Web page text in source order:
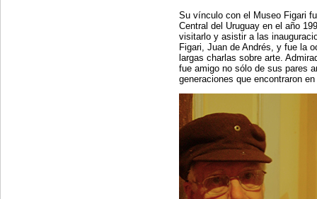
Su vínculo con el Museo Figari
Central del Uruguay en el año
visitarlo y asistir a las
Figari, Juan de Andrés, y fue la
largas charlas sobre arte.
fue amigo no sólo de sus pares
generaciones que encontraron